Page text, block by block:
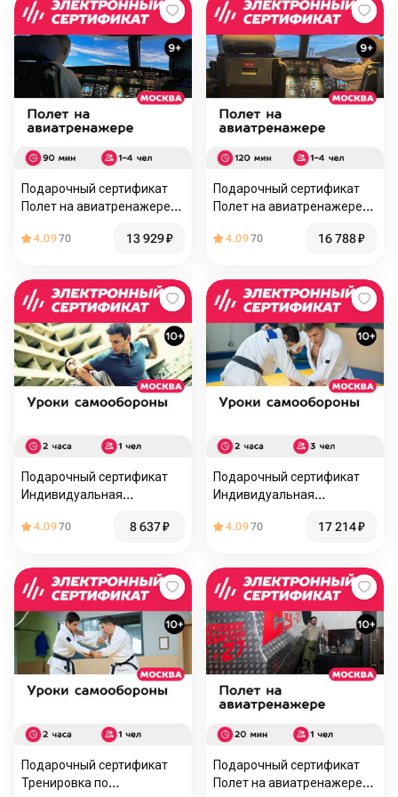
Подарочный сертификат
Полет на авиатренажере
мин. для 1-4 чел., будни
4.0970 13 929₽
Подарочный сертификат
Полет на авиатренажере
минут для 1-4 чел., будни
4.0970 16 788₽
Подарочный сертификат
Индивидуальная
рукопашному бою для 1
4.0970 8 637₽
Подарочный сертификат
Индивидуальная
рукопашному бою для 3
4.0970 17 214₽
Подарочный сертификат
Тренировка по
Подарочный сертификат
Полет на авиатренажере